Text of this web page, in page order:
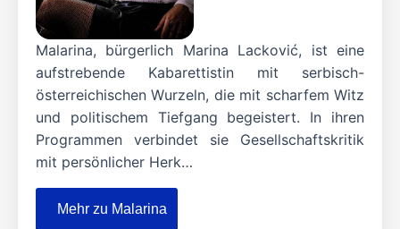
Malarina, bürgerlich Marina Lacković, ist eine
aufstrebende Kabarettistin mit serbisch-
österreichischen Wurzeln, die mit scharfem Witz
und politischem Tiefgang begeistert. In ihren
Programmen verbindet sie Gesellschaftskritik
mit persönlicher Herk…
Mehr zu Malarina